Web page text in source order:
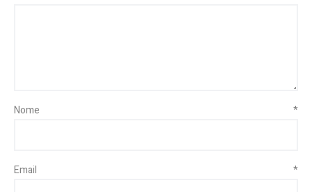
Nome *
Email *